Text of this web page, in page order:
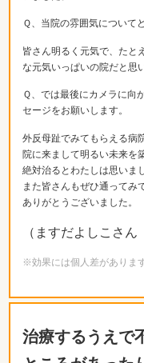
Ｑ、当院の雰囲気について
皆さん明るく元気で、たと
な元気いっぱいの院だと思
Ｑ、では最後にカメラに向
セージをお願いします。
外反母趾でみてもらえる病
院に来まして明るい未来を
絶対治るとわたしは思いま
また皆さんもぜひ通ってみ
ありがとうございました。
（ますだよしこさ
※効果には個人差がありま
治療するうえで